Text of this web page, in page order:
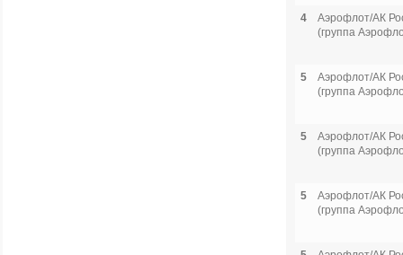
4
Аэрофлот/АК
(группа
5
Аэрофлот/АК
(группа
5
Аэрофлот/АК
(группа
5
Аэрофлот/АК
(группа